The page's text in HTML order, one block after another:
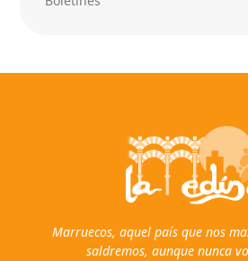
Marruecos, aquel país que nos
saldremos, aunque nunca